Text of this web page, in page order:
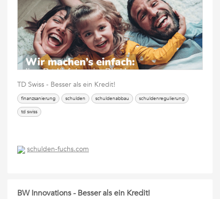
TD Swiss - Besser als ein Kredit!
finanzsanierung schulden schuldenabbau
schuldenregulierung
td swiss
schulden-fuchs.com
BW Innovations - Besser als ein Kredit!